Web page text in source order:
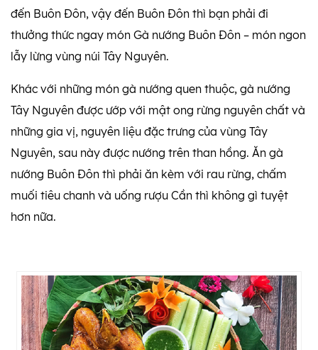
đến Buôn Đôn, vậy đến Buôn Đôn thì bạn phải đi
thưởng thức ngay món Gà nướng Buôn Đôn – món ngon
lẫy lừng vùng núi Tây Nguyên.
Khác với những món gà nướng quen thuộc, gà nướng
Tây Nguyên được ướp với mật ong rừng nguyên chất và
những gia vị, nguyên liệu đặc trưng của vùng Tây
Nguyên, sau này được nướng trên than hồng. Ăn gà
nướng Buôn Đôn thì phải ăn kèm với rau rừng, chấm
muối tiêu chanh và uống rượu Cần thì không gì tuyệt
hơn nữa.